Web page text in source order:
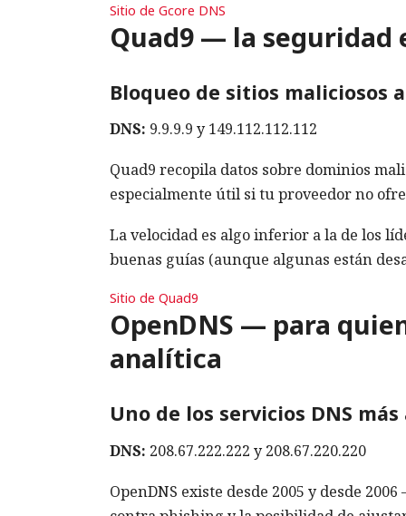
Sitio de Gcore DNS
Quad9 — la seguridad
Bloqueo de sitios maliciosos
DNS: 9.9.9.9 y 149.112.112.112
Quad9 recopila datos sobre dominios
especialmente útil si tu proveedor no
La velocidad es algo inferior a la de los
buenas guías (aunque algunas están
Sitio de Quad9
OpenDNS — para
analítica
Uno de los servicios DNS
DNS: 208.67.222.222 y 208.67.220.220
OpenDNS existe desde 2005 y desde